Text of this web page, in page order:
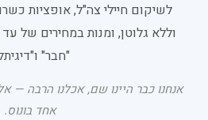
לשיקום חיילי צה"ל, אופציות
"חבר"
אחד בונוס.